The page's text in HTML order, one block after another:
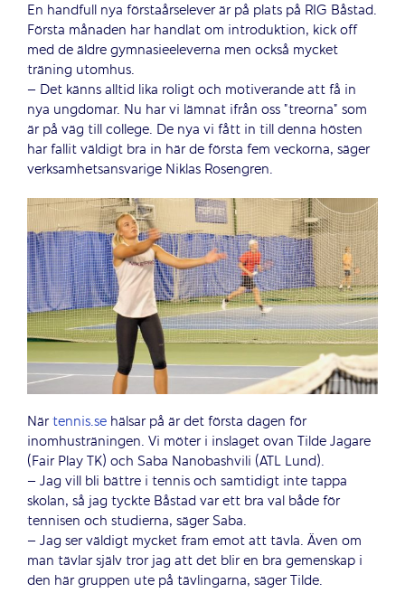
En handfull nya förstaårselever är på plats på RIG Båstad.
Första månaden har handlat om introduktion, kick off
med de äldre gymnasieeleverna men också mycket
träning utomhus.
– Det känns alltid lika roligt och motiverande att få in
nya ungdomar. Nu har vi lämnat ifrån oss ”treorna” som
är på väg till college. De nya vi fått in till denna hösten
har fallit väldigt bra in här de första fem veckorna, säger
verksamhetsansvarige Niklas Rosengren.
Närtennis.se hälsar på är det första dagen för
inomhusträningen. Vi möter i inslaget ovan Tilde Jagare
(Fair Play TK) och Saba Nanobashvili (ATL Lund).
– Jag vill bli bättre i tennis och samtidigt inte tappa
skolan, så jag tyckte Båstad var ett bra val både för
tennisen och studierna, säger Saba.
– Jag ser väldigt mycket fram emot att tävla. Även om
man tävlar själv tror jag att det blir en bra gemenskap i
den här gruppen ute på tävlingarna, säger Tilde.